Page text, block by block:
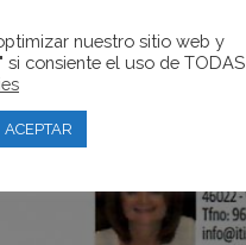
nuestro sitio web y
si consiente el uso de
ACEPTAR